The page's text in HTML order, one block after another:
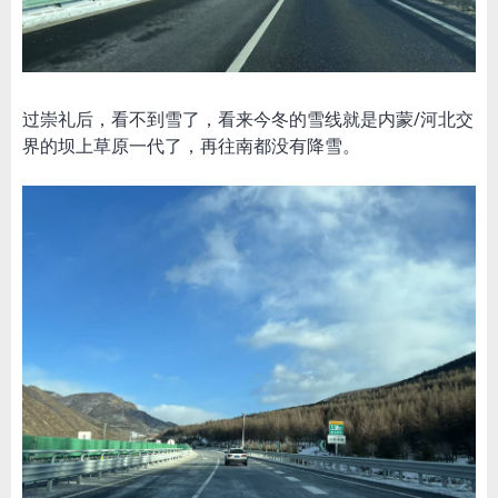
过崇礼后，看不到雪了，看来今冬的雪线就是内蒙/河北交
界的坝上草原一代了，再往南都没有降雪。